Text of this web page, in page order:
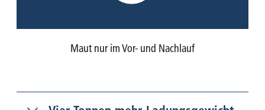
Maut nur im Vor- und Nachlauf